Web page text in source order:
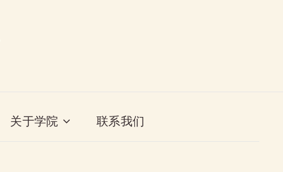
关于学院 联系我们